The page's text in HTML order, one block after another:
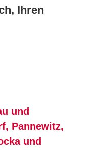
Ihren
und
Pannewitz,
und